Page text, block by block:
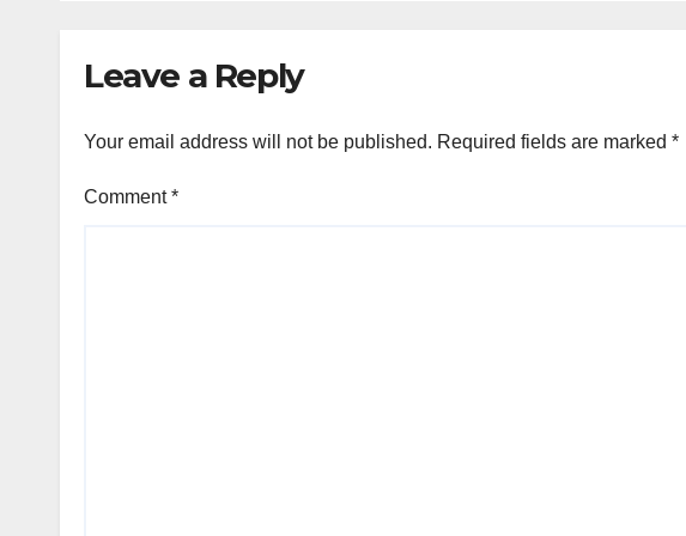
Leave a Reply
Your email address will not be published. Required fields are marked *
Comment*